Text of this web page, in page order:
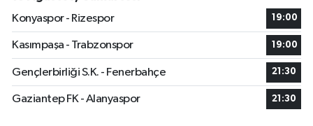
Konyaspor - Rizespor
19:00
Kasımpaşa - Trabzonspor 19:00
Gençlerbirliği S.K. - Fenerbahçe 21:30
Gaziantep FK - Alanyaspor 21:30